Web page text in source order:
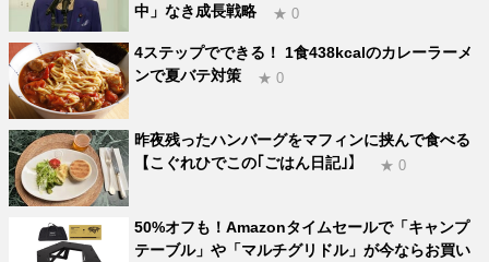
中」なき成長戦略
★ 0
4ステップでできる！ 1食438kcalのカレーラーメ
ンで夏バテ対策
★ 0
昨夜残ったハンバーグをマフィンに挟んで食べる
【こぐれひでこの｢ごはん日記｣】
★ 0
50%オフも！Amazonタイムセールで「キャンプ
テーブル」や「マルチグリドル」が今ならお買い